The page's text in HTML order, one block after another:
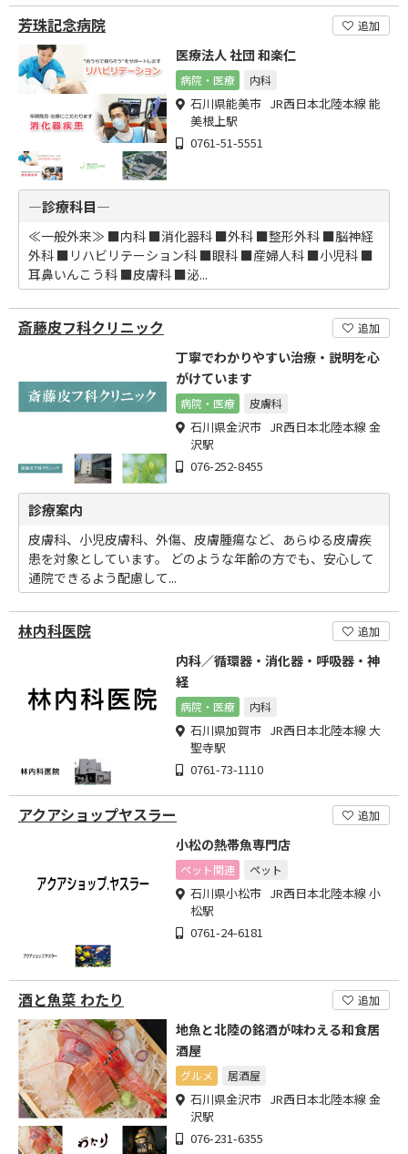
芳珠記念病院 追加
医療法人 社団 和楽仁
病院・医療 内科
石川県能美市 JR西日本北陸本線 能
美根上駅
0761-51-5551
―診療科目―
≪一般外来≫ ■内科 ■消化器科 ■外科 ■整形外科 ■脳神経
外科 ■リハビリテーション科 ■眼科 ■産婦人科 ■小児科 ■
耳鼻いんこう科 ■皮膚科 ■泌...
斎藤皮フ科クリニック 追加
丁寧でわかりやすい治療・説明を心
がけています
病院・医療 皮膚科
石川県金沢市 JR西日本北陸本線 金
沢駅
076-252-8455
診療案内
皮膚科、小児皮膚科、外傷、皮膚腫瘍など、あらゆる皮膚疾
患を対象としています。 どのような年齢の方でも、安心して
通院できるよう配慮して...
林内科医院 追加
内科／循環器・消化器・呼吸器・神
経
病院・医療 内科
石川県加賀市 JR西日本北陸本線 大
聖寺駅
0761-73-1110
アクアショップヤスラー 追加
小松の熱帯魚専門店
ペット関連 ペット
石川県小松市 JR西日本北陸本線 小
松駅
0761-24-6181
酒と魚菜 わたり 追加
地魚と北陸の銘酒が味わえる和食居
酒屋
グルメ 居酒屋
石川県金沢市 JR西日本北陸本線 金
沢駅
076-231-6355